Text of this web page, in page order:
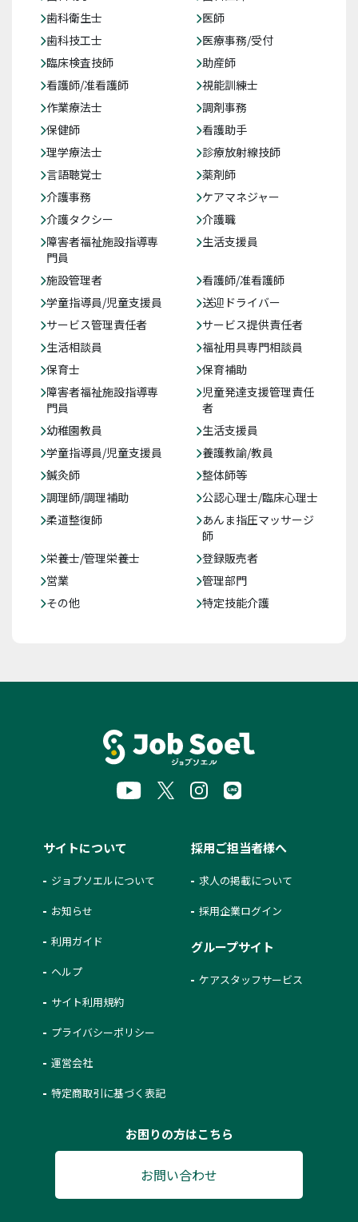
歯科衛生士
医師
歯科技工士
医療事務/受付
臨床検査技師
助産師
看護師/准看護師
視能訓練士
作業療法士
調剤事務
保健師
看護助手
理学療法士
診療放射線技師
言語聴覚士
薬剤師
介護事務
ケアマネジャー
介護タクシー
介護職
障害者福祉施設指導専
門員
生活支援員
施設管理者
看護師/准看護師
学童指導員/児童支援員
送迎ドライバー
サービス管理責任者
サービス提供責任者
生活相談員
福祉用具専門相談員
保育士
保育補助
障害者福祉施設指導専
門員
児童発達支援管理責任
者
幼稚園教員
生活支援員
学童指導員/児童支援員
養護教諭/教員
鍼灸師
整体師等
調理師/調理補助
公認心理士/臨床心理士
柔道整復師
あんま指圧マッサージ
師
栄養士/管理栄養士
登録販売者
営業
管理部門
その他
特定技能介護
サイトについて
ジョブソエルについて
お知らせ
利用ガイド
ヘルプ
サイト利用規約
プライバシーポリシー
運営会社
特定商取引に基づく表記
採用ご担当者様へ
求人の掲載について
採用企業ログイン
グループサイト
ケアスタッフサービス
お困りの方はこちら
お問い合わせ